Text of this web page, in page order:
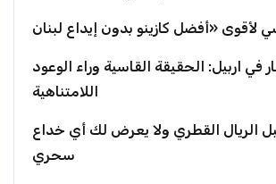
في اربيل: الحقيقة القاسية وراء الوعود
اللامتناهية
الريال القطري ولا يعرض لك أي خداع
سحري